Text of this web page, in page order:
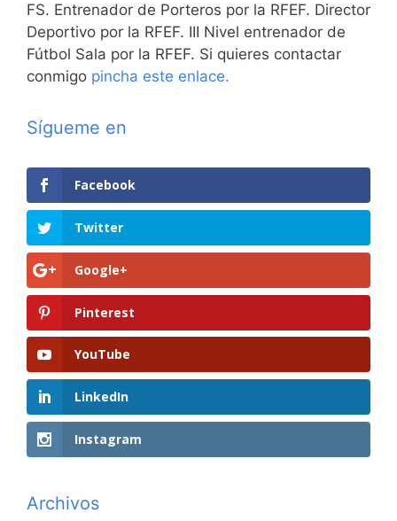
FS. Entrenador de Porteros por la RFEF. Director
Deportivo por la RFEF. III Nivel entrenador de
Fútbol Sala por la RFEF. Si quieres contactar
conmigo pincha este enlace.
Sígueme en
Facebook
Twitter
Google+
Pinterest
YouTube
LinkedIn
Instagram
Archivos